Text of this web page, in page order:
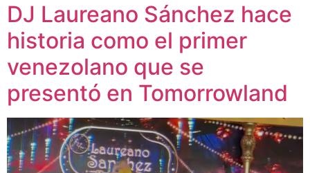
DJ Laureano Sánchez hace
historia como el primer
venezolano que se
presentó en Tomorrowland